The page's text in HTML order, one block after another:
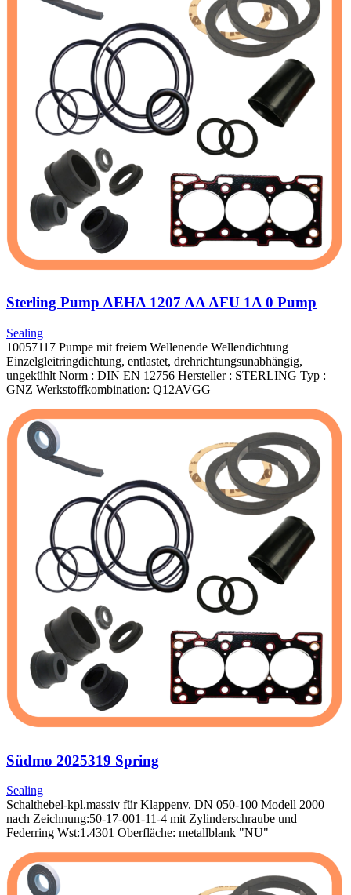
Sterling Pump AEHA 1207 AA AFU 1A 0 Pump
Sealing
10057117 Pumpe mit freiem Wellenende Wellendichtung
Einzelgleitringdichtung, entlastet, drehrichtungsunabhängig,
ungekühlt Norm : DIN EN 12756 Hersteller : STERLING Typ :
GNZ Werkstoffkombination: Q12AVGG
Südmo 2025319 Spring
Sealing
Schalthebel-kpl.massiv für Klappenv. DN 050-100 Modell 2000
nach Zeichnung:50-17-001-11-4 mit Zylinderschraube und
Federring Wst:1.4301 Oberfläche: metallblank "NU"